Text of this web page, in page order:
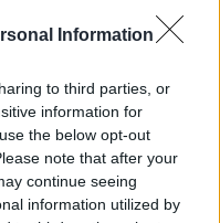
Information
to third parties, or
information for
the below opt-out
note that after your
continue seeing
information utilized by